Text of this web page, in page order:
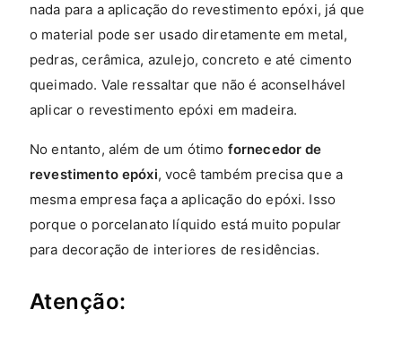
nada para a aplicação do revestimento epóxi, já que
o material pode ser usado diretamente em metal,
pedras, cerâmica, azulejo, concreto e até cimento
queimado. Vale ressaltar que não é aconselhável
aplicar o revestimento epóxi em madeira.
No entanto, além de um ótimo fornecedor de
revestimento epóxi, você também precisa que a
mesma empresa faça a aplicação do epóxi. Isso
porque o porcelanato líquido está muito popular
para decoração de interiores de residências.
Atenção: